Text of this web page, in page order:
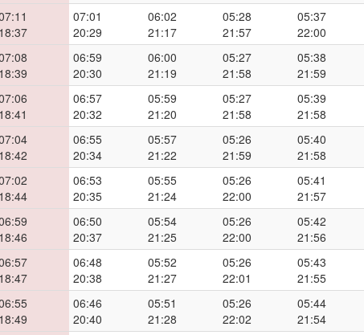
18:37
07:01
20:29
06:02
21:17
05:28
21:57
05:37
22:00
18:39
06:59
20:30
06:00
21:19
05:27
21:58
05:38
21:59
18:41
06:57
20:32
05:59
21:20
05:27
21:58
05:39
21:58
18:42
06:55
20:34
05:57
21:22
05:26
21:59
05:40
21:58
18:44
06:53
20:35
05:55
21:24
05:26
22:00
05:41
21:57
18:46
06:50
20:37
05:54
21:25
05:26
22:00
05:42
21:56
18:47
06:48
20:38
05:52
21:27
05:26
22:01
05:43
21:55
18:49
06:46
20:40
05:51
21:28
05:26
22:02
05:44
21:54